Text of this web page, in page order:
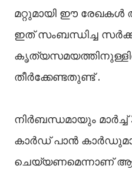
മറ്റുമായി ഈ
ഇത് സംബന്ധിച്ച
തീർക്കേണ്ടതുണ്ട് .
നിർബന്ധമായും
കാർഡ് പാൻ
ചെയ്യണമെന്നാണ്